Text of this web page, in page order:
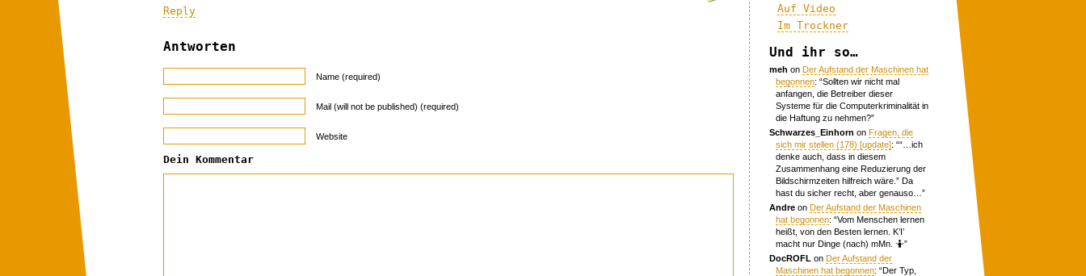
Reply
Antworten
Name (required)
Mail (will not be published) (required)
Website
Dein Kommentar
Auf Video
Im Trockner
Und ihr so…
meh onDer Aufstand der Maschinen hat
begonnen: “Sollten wir nicht mal
anfangen, die Betreiber dieser
Systeme für die Computerkriminalität in
die Haftung zu nehmen?”
Schwarzes_Einhorn onFragen, die
sich mir stellen (178) [update]: ““…ich
denke auch, dass in diesem
Zusammenhang eine Reduzierung der
Bildschirmzeiten hilfreich wäre.” Da
hast du sicher recht, aber genauso… ”
Andre onDer Aufstand der Maschinen
hat begonnen: “Vom Menschen lernen
heißt, von den Besten lernen. K’I’
macht nur Dinge (nach) mMn. 🤷”
DocROFL onDer Aufstand der
Maschinen hat begonnen: “Der Typ,